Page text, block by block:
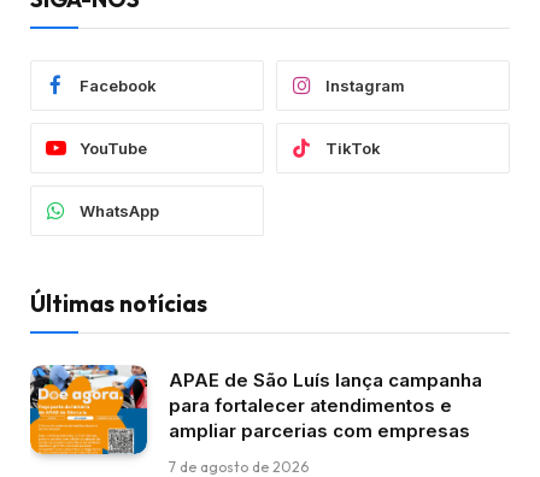
Facebook Instagram
YouTube TikTok
WhatsApp
Últimas notícias
APAE de São Luís lança campanha
para fortalecer atendimentos e
ampliar parcerias com empresas
7 de agosto de 2026